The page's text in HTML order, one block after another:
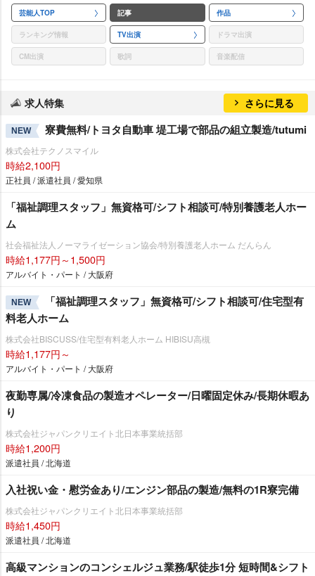
芸能人TOP 記事 作品
ランキング情報 TV出演 ドラマ出演
CM出演 歌詞 音楽配信
求人特集 さらに見る
NEW 寮費無料/トヨタ自動車 堤工場で部品の組立製造/tutumi
株式会社テクノスマイル
時給2,100円
正社員 / 派遣社員 / 愛知県
「福祉調理スタッフ」無資格可/シフト相談可/特別養護老人ホー
ム
社会福祉法人ノーマライゼーション協会/特別養護老人ホーム だんらん
時給1,177円～1,500円
アルバイト・パート / 大阪府
NEW
「福祉調理スタッフ」無資格可/シフト相談可/住宅型有
料老人ホーム
株式会社BISCUSS/住宅型有料老人ホーム HIBISU高槻
時給1,177円～
アルバイト・パート / 大阪府
夜勤専属/冷凍食品の製造オペレーター/日曜固定休み/長期休暇あ
り
株式会社ジャパンクリエイト北日本事業統括部
時給1,200円
派遣社員 / 北海道
入社祝い金・慰労金あり/エンジン部品の製造/無料の1R寮完備
株式会社ジャパンクリエイト北日本事業統括部
時給1,450円
派遣社員 / 北海道
高級マンションのコンシェルジュ業務/駅徒歩1分 短時間&シフト